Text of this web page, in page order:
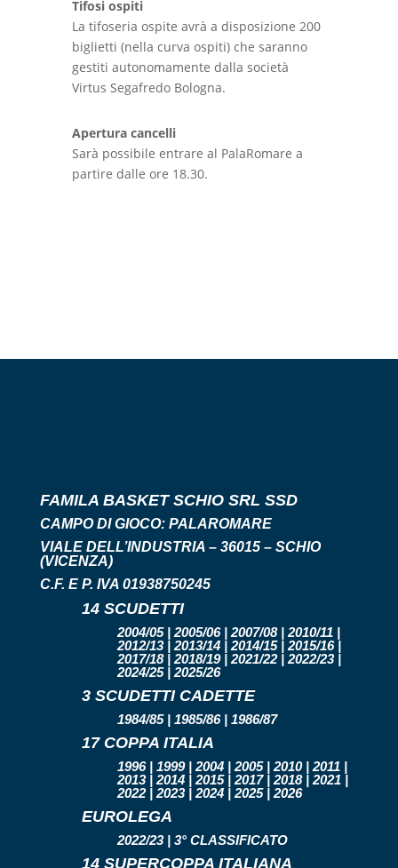
Tifosi ospiti
La tifoseria ospite avrà a disposizione 200
biglietti (nella curva ospiti) che saranno
gestiti autonomamente dalla società
Virtus Segafredo Bologna.
Apertura cancelli
Sarà possibile entrare al PalaRomare a
partire dalle ore 18.30.
FAMILA BASKET SCHIO SRL SSD
CAMPO DI GIOCO: PALAROMARE
VIALE DELL’INDUSTRIA – 36015 – SCHIO
(VICENZA)
C.F. E P. IVA 01938750245
14 SCUDETTI
2004/05 | 2005/06 | 2007/08 | 2010/11 |
2012/13 | 2013/14 | 2014/15 | 2015/16 |
2017/18 | 2018/19 | 2021/22 | 2022/23 |
2024/25 | 2025/26
3 SCUDETTI CADETTE
1984/85 | 1985/86 | 1986/87
17 COPPA ITALIA
1996 | 1999 | 2004 | 2005 | 2010 | 2011 |
2013 | 2014 | 2015 | 2017 | 2018 | 2021 |
2022 | 2023 | 2024 | 2025 | 2026
EUROLEGA
2022/23 | 3° CLASSIFICATO
14 SUPERCOPPA ITALIANA